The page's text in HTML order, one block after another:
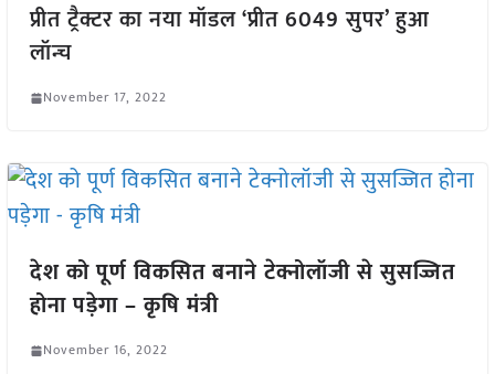
प्रीत ट्रैक्टर का नया मॉडल ‘प्रीत 6049 सुपर’ हुआ
लॉन्च
November 17, 2022
देश को पूर्ण विकसित बनाने टेक्नोलॉजी से सुसज्जित
होना पड़ेगा – कृषि मंत्री
November 16, 2022